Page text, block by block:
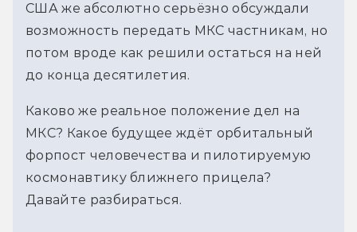
США же абсолютно серьёзно обсуждали
возможность передать МКС частникам, но
потом вроде как решили остаться на ней
до конца десятилетия.
Каково же реальное положение дел на
МКС? Какое будущее ждёт орбитальный
форпост человечества и пилотируемую
космонавтику ближнего прицела?
Давайте разбираться.